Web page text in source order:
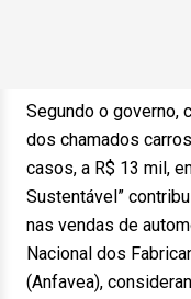
Segundo o governo,
dos chamados
casos, a R$ 13 mil,
Sustentável”
nas vendas de
Nacional dos
(Anfavea),